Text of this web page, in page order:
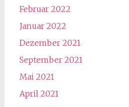
Februar 2022
Januar 2022
Dezember 2021
September 2021
Mai 2021
April 2021